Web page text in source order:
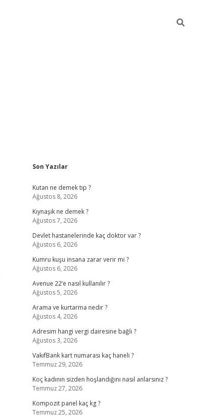
Sidebar
Son Yazılar
Kutan ne demek tıp ?
Ağustos 8, 2026
Kıynaşık ne demek ?
Ağustos 7, 2026
Devlet hastanelerinde kaç doktor var ?
Ağustos 6, 2026
Kumru kuşu insana zarar verir mi ?
Ağustos 6, 2026
Avenue 22’e nasıl kullanılır ?
Ağustos 5, 2026
Arama ve kurtarma nedir ?
Ağustos 4, 2026
Adresim hangi vergi dairesine bağlı ?
Ağustos 3, 2026
VakıfBank kart numarası kaç haneli ?
Temmuz 29, 2026
Koç kadının sizden hoşlandığını nasıl anlarsınız ?
Temmuz 27, 2026
Kompozit panel kaç kg ?
Temmuz 25, 2026